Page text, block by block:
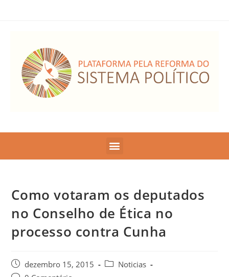
Como votaram os deputados
no Conselho de Ética no
processo contra Cunha
dezembro 15, 2015
Noticias